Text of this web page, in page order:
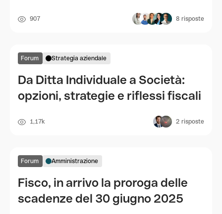
907 8 risposte
Forum Strategia aziendale
Da Ditta Individuale a Società:
opzioni, strategie e riflessi fiscali
1,17k 2 risposte
Forum Amministrazione
Fisco, in arrivo la proroga delle
scadenze del 30 giugno 2025